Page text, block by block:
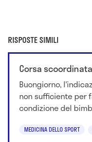
RISPOSTE SIMILI
Corsa
Buongiorno,
non sufficiente per
condizione del
MEDICINA DELLO SPORT